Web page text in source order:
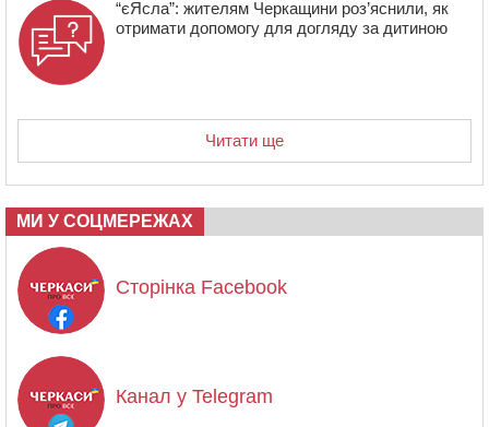
“єЯсла”: жителям Черкащини роз’яснили, як
отримати допомогу для догляду за дитиною
Читати ще
МИ У СОЦМЕРЕЖАХ
Сторінка Facebook
Канал у Telegram